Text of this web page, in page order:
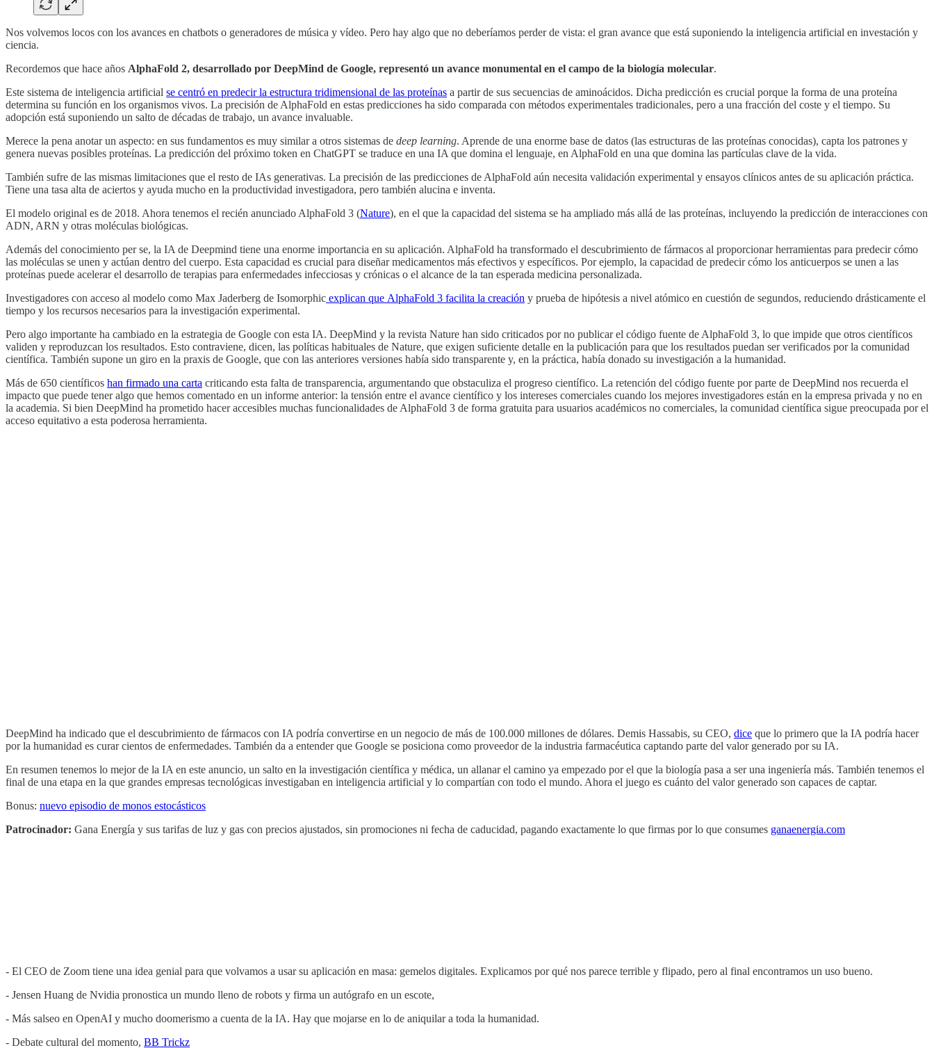
Nos volvemos locos con los avances en chatbots o generadores de música y vídeo. Pero hay algo que no deberíamos perder de vista: el gran avance que está suponiendo la inteligencia artificial en investación y
ciencia.
Recordemos que hace años AlphaFold 2, desarrollado por DeepMind de Google, representó un avance monumental en el campo de la biología molecular.
Este sistema de inteligencia artificial se centró en predecir la estructura tridimensional de las proteínas a partir de sus secuencias de aminoácidos. Dicha predicción es crucial porque la forma de una proteína
determina su función en los organismos vivos. La precisión de AlphaFold en estas predicciones ha sido comparada con métodos experimentales tradicionales, pero a una fracción del coste y el tiempo. Su
adopción está suponiendo un salto de décadas de trabajo, un avance invaluable.
Merece la pena anotar un aspecto: en sus fundamentos es muy similar a otros sistemas de deep learning. Aprende de una enorme base de datos (las estructuras de las proteínas conocidas), capta los patrones y
genera nuevas posibles proteínas. La predicción del próximo token en ChatGPT se traduce en una IA que domina el lenguaje, en AlphaFold en una que domina las partículas clave de la vida.
También sufre de las mismas limitaciones que el resto de IAs generativas. La precisión de las predicciones de AlphaFold aún necesita validación experimental y ensayos clínicos antes de su aplicación práctica.
Tiene una tasa alta de aciertos y ayuda mucho en la productividad investigadora, pero también alucina e inventa.
El modelo original es de 2018. Ahora tenemos el recién anunciado AlphaFold 3 (Nature), en el que la capacidad del sistema se ha ampliado más allá de las proteínas, incluyendo la predicción de interacciones con
ADN, ARN y otras moléculas biológicas.
Además del conocimiento per se, la IA de Deepmind tiene una enorme importancia en su aplicación. AlphaFold ha transformado el descubrimiento de fármacos al proporcionar herramientas para predecir cómo
las moléculas se unen y actúan dentro del cuerpo. Esta capacidad es crucial para diseñar medicamentos más efectivos y específicos. Por ejemplo, la capacidad de predecir cómo los anticuerpos se unen a las
proteínas puede acelerar el desarrollo de terapias para enfermedades infecciosas y crónicas o el alcance de la tan esperada medicina personalizada.
Investigadores con acceso al modelo como Max Jaderberg de Isomorphic explican que AlphaFold 3 facilita la creación y prueba de hipótesis a nivel atómico en cuestión de segundos, reduciendo drásticamente el
tiempo y los recursos necesarios para la investigación experimental.
Pero algo importante ha cambiado en la estrategia de Google con esta IA. DeepMind y la revista Nature han sido criticados por no publicar el código fuente de AlphaFold 3, lo que impide que otros científicos
validen y reproduzcan los resultados. Esto contraviene, dicen, las políticas habituales de Nature, que exigen suficiente detalle en la publicación para que los resultados puedan ser verificados por la comunidad
científica. También supone un giro en la praxis de Google, que con las anteriores versiones había sido transparente y, en la práctica, había donado su investigación a la humanidad.
Más de 650 científicos han firmado una carta criticando esta falta de transparencia, argumentando que obstaculiza el progreso científico. La retención del código fuente por parte de DeepMind nos recuerda el
impacto que puede tener algo que hemos comentado en un informe anterior: la tensión entre el avance científico y los intereses comerciales cuando los mejores investigadores están en la empresa privada y no en
la academia. Si bien DeepMind ha prometido hacer accesibles muchas funcionalidades de AlphaFold 3 de forma gratuita para usuarios académicos no comerciales, la comunidad científica sigue preocupada por el
acceso equitativo a esta poderosa herramienta.
DeepMind ha indicado que el descubrimiento de fármacos con IA podría convertirse en un negocio de más de 100.000 millones de dólares. Demis Hassabis, su CEO, dice que lo primero que la IA podría hacer
por la humanidad es curar cientos de enfermedades. También da a entender que Google se posiciona como proveedor de la industria farmacéutica captando parte del valor generado por su IA.
En resumen tenemos lo mejor de la IA en este anuncio, un salto en la investigación científica y médica, un allanar el camino ya empezado por el que la biología pasa a ser una ingeniería más. También tenemos el
final de una etapa en la que grandes empresas tecnológicas investigaban en inteligencia artificial y lo compartían con todo el mundo. Ahora el juego es cuánto del valor generado son capaces de captar.
Bonus: nuevo episodio de monos estocásticos
Patrocinador: Gana Energía y sus tarifas de luz y gas con precios ajustados, sin promociones ni fecha de caducidad, pagando exactamente lo que firmas por lo que consumes ganaenergia.com
- El CEO de Zoom tiene una idea genial para que volvamos a usar su aplicación en masa: gemelos digitales. Explicamos por qué nos parece terrible y flipado, pero al final encontramos un uso bueno.
- Jensen Huang de Nvidia pronostica un mundo lleno de robots y firma un autógrafo en un escote,
- Más salseo en OpenAI y mucho doomerismo a cuenta de la IA. Hay que mojarse en lo de aniquilar a toda la humanidad.
- Debate cultural del momento, BB Trickz